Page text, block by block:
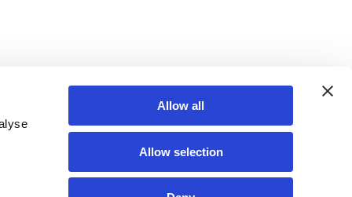
Allow all
Allow selection